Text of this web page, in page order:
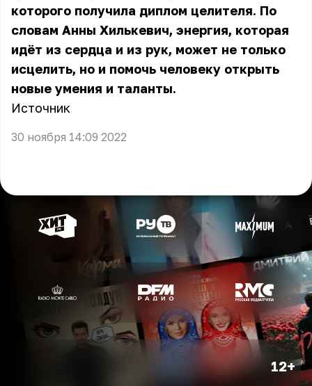
которого получила диплом целителя. По
словам Анны Хилькевич, энергия, которая
идёт из сердца и из рук, может не только
исцелить, но и помочь человеку открыть
новые умения и таланты.
Источник
30 ноября 14:09 2022
12+